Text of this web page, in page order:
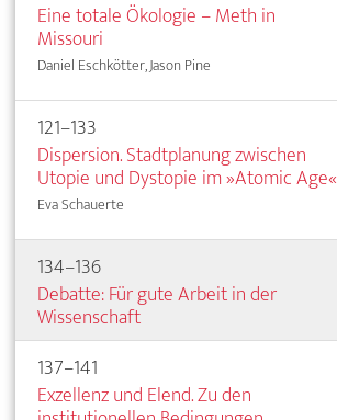
Eine totale Ökologie – Meth in
Missouri
Daniel Eschkötter, Jason Pine
121–133
Dispersion. Stadtplanung zwischen
Utopie und Dystopie im »Atomic Age«
Eva Schauerte
134–136
Debatte: Für gute Arbeit in der
Wissenschaft
137–141
Exzellenz und Elend. Zu den